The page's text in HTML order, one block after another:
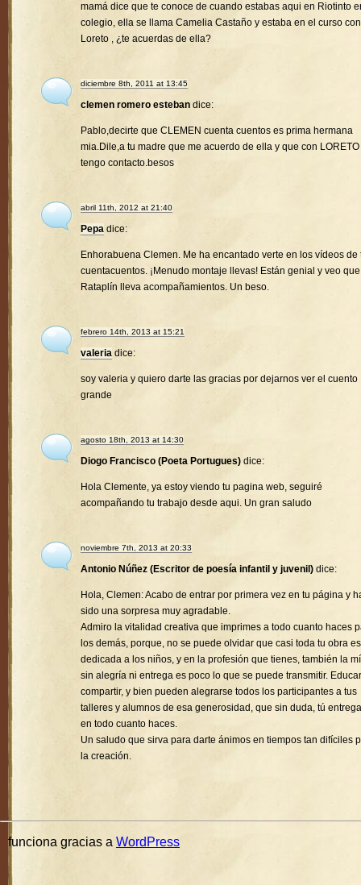
mamá dice que te conoce de cuando estabas aqui en Riotinto
colegio, ella se llama Camelia Castaño y estaba en el curso con
Loreto , ¿te acuerdas de ella?
diciembre 8th, 2011 at 13:45
clemen romero esteban dice:
Pablo,decirte que CLEMEN cuenta cuentos es prima hermana
mia.Dile,a tu madre que me acuerdo de ella y que con LORETO
tengo contacto.besos
abril 11th, 2012 at 21:40
Pepa dice:
Enhorabuena Clemen. Me ha encantado verte en los vídeos de
cuentacuentos. ¡Menudo montaje llevas! Están genial y veo que
Rataplín lleva acompañamientos. Un beso.
febrero 14th, 2013 at 15:21
valeria dice:
soy valeria y quiero darte las gracias por dejarnos ver el cuento
grande
agosto 18th, 2013 at 14:30
Diogo Francisco (Poeta Portugues) dice:
Hola Clemente, ya estoy viendo tu pagina web, seguiré
acompañando tu trabajo desde aqui. Un gran saludo
noviembre 7th, 2013 at 20:33
Antonio Núñez (Escritor de poesía infantil y juvenil) dice:
Hola, Clemen: Acabo de entrar por primera vez en tu página y
sido una sorpresa muy agradable.
Admiro la vitalidad creativa que imprimes a todo cuanto haces
los demás, porque, no se puede olvidar que casi toda tu obra
dedicada a los niños, y en la profesión que tienes, también la
sin alegría ni entrega es poco lo que se puede transmitir.
compartir, y bien pueden alegrarse todos los participantes a tus
talleres y alumnos de esa generosidad, que sin duda, tú
en todo cuanto haces.
Un saludo que sirva para darte ánimos en tiempos tan difíciles
la creación.
funciona gracias a WordPress